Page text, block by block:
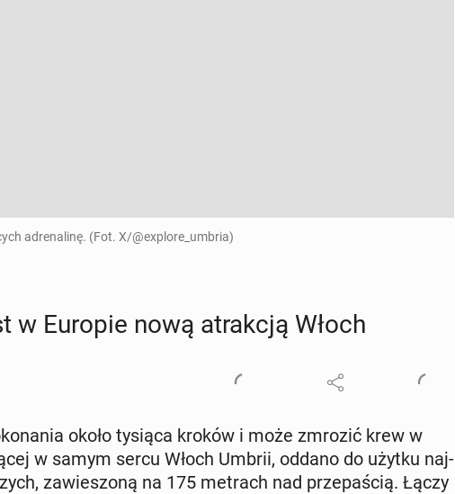
adrenalinę. (Fot. X/@explore_umbria)
w Europie nową atrak­cją Włoch
około tysiąca kroków i może zmrozić krew w
w samym sercu Włoch Umbrii, oddano do użytku naj­
za­wie­szo­ną na 175 metrach nad prze­pa­ścią. Łączy